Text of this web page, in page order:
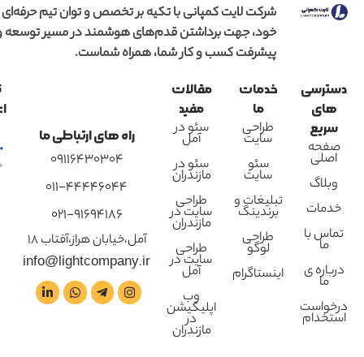
شرکت لایت کمپانی با تکیه بر تخصص و توان تیم حرفه‌ای
خود، جهت برداشتن قدم‌های هوشمند در مسیر توسعه
پیشرفت کسب و کار شما، همراه شماست.
دسترسی
های
سریع
صفحه
اصلی
وبلاگ
خدمات
تماس با
ما
درباره ی
ما
درخواست
استخدام
خدمات
ما
طراحی
سایت
سئو
سایت
تبلیغات و
برندینگ
طراحی
لوگو
اینستاگرام
مقالات
مفید
سئو در
آمل
سئو در
مازندران
طراحی
سایت در
مازندران
طراحی
سایت در
آمل
وب
اپلیکیشن
در
مازندران
راه های ارتباطی ما
09116430304
011-44446044
021-91694186
آمل،خیابان هراز،آفتاب 18
info@lightcompany.ir